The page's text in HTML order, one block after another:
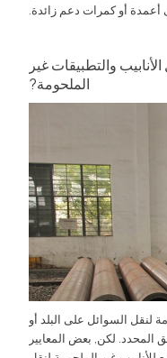
أعمدة أو كمرات دعم زائدة.
والتطبيقات غير
الملحومة?
لنقل السوائل على البلد أو
المحدد. لكن, بعض المعايير